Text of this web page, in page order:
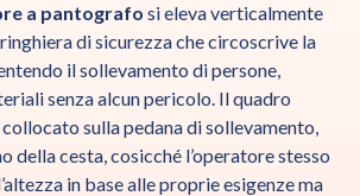
a pantografo si eleva verticalmente
di sicurezza che circoscrive la
il sollevamento di persone,
senza alcun pericolo. Il quadro
sulla pedana di sollevamento,
della cesta, cosicché l’operatore stesso
in base alle proprie esigenze ma